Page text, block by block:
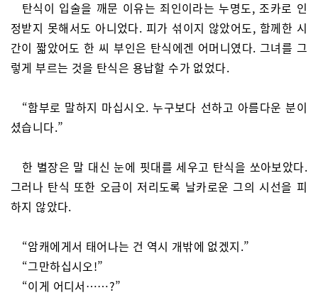
탄식이 입술을 깨문 이유는 죄인이라는 누명도, 조카로 인
정받지 못해서도 아니었다. 피가 섞이지 않았어도, 함께한 시
간이 짧았어도 한 씨 부인은 탄식에겐 어머니였다. 그녀를 그
렇게 부르는 것을 탄식은 용납할 수가 없었다.
“함부로 말하지 마십시오. 누구보다 선하고 아름다운 분이
셨습니다.”
한 별장은 말 대신 눈에 핏대를 세우고 탄식을 쏘아보았다.
그러나 탄식 또한 오금이 저리도록 날카로운 그의 시선을 피
하지 않았다.
“암캐에게서 태어나는 건 역시 개밖에 없겠지.”
“그만하십시오!”
“이게 어디서……?”